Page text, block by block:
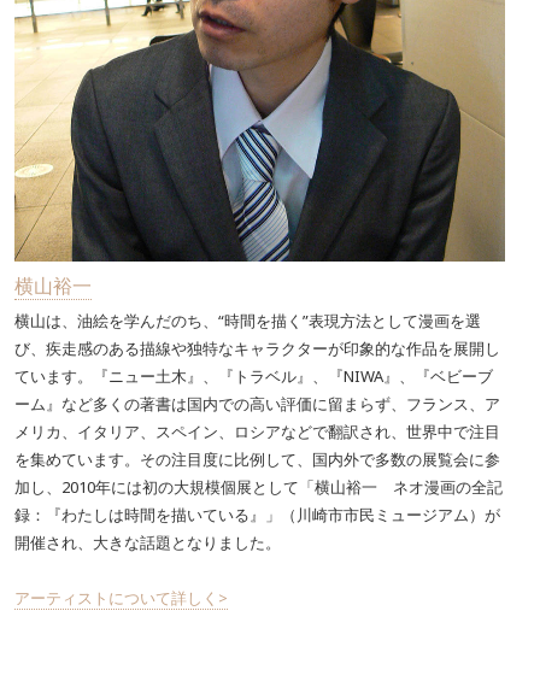
横山裕一
横山は、油絵を学んだのち、“時間を描く”表現方法として漫画を選
び、疾走感のある描線や独特なキャラクターが印象的な作品を展開し
ています。『ニュー土木』、『トラベル』、『NIWA』、『ベビーブ
ーム』など多くの著書は国内での高い評価に留まらず、フランス、ア
メリカ、イタリア、スペイン、ロシアなどで翻訳され、世界中で注目
を集めています。その注目度に比例して、国内外で多数の展覧会に参
加し、2010年には初の大規模個展として「横山裕一 ネオ漫画の全記
録：『わたしは時間を描いている』」（川崎市市民ミュージアム）が
開催され、大きな話題となりました。
アーティストについて詳しく>